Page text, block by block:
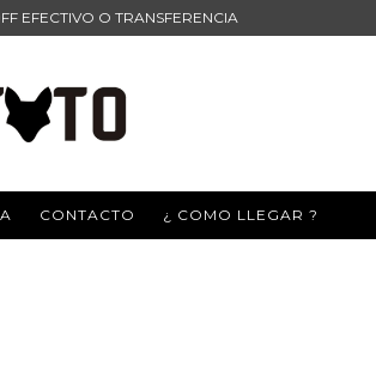
EFECTIVO O TRANSFERENCIA
CONTACTO ¿ COMO LLEGAR ?